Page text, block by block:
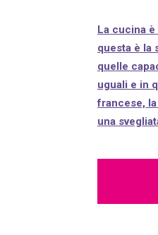
La cucina
questa è la
quelle
uguali e in
francese,
una